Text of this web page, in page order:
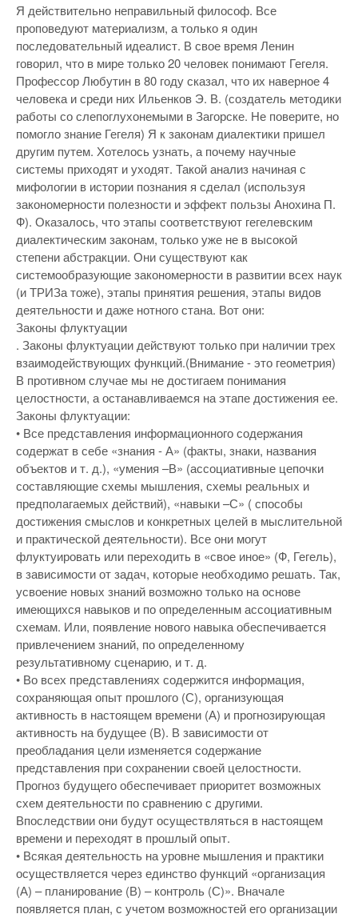
Я действительно неправильный философ. Все
проповедуют материализм, а только я один
последовательный идеалист. В свое время Ленин
говорил, что в мире только 20 человек понимают Гегеля.
Профессор Любутин в 80 году сказал, что их наверное 4
человека и среди них Ильенков Э. В. (создатель методики
работы со слепоглухонемыми в Загорске. Не поверите, но
помогло знание Гегеля) Я к законам диалектики пришел
другим путем. Хотелось узнать, а почему научные
системы приходят и уходят. Такой анализ начиная с
мифологии в истории познания я сделал (используя
закономерности полезности и эффект пользы Анохина П.
Ф). Оказалось, что этапы соответствуют гегелевским
диалектическим законам, только уже не в высокой
степени абстракции. Они существуют как
системообразующие закономерности в развитии всех наук
(и ТРИЗа тоже), этапы принятия решения, этапы видов
деятельности и даже нотного стана. Вот они:
Законы флуктуации
. Законы флуктуации действуют только при наличии трех
взаимодействующих функций.(Внимание - это геометрия)
В противном случае мы не достигаем понимания
целостности, а останавливаемся на этапе достижения ее.
Законы флуктуации:
• Все представления информационного содержания
содержат в себе «знания - А» (факты, знаки, названия
объектов и т. д.), «умения –В» (ассоциативные цепочки
составляющие схемы мышления, схемы реальных и
предполагаемых действий), «навыки –С» ( способы
достижения смыслов и конкретных целей в мыслительной
и практической деятельности). Все они могут
флуктуировать или переходить в «свое иное» (Ф, Гегель),
в зависимости от задач, которые необходимо решать. Так,
усвоение новых знаний возможно только на основе
имеющихся навыков и по определенным ассоциативным
схемам. Или, появление нового навыка обеспечивается
привлечением знаний, по определенному
результативному сценарию, и т. д.
• Во всех представлениях содержится информация,
сохраняющая опыт прошлого (С), организующая
активность в настоящем времени (А) и прогнозирующая
активность на будущее (В). В зависимости от
преобладания цели изменяется содержание
представления при сохранении своей целостности.
Прогноз будущего обеспечивает приоритет возможных
схем деятельности по сравнению с другими.
Впоследствии они будут осуществляться в настоящем
времени и переходят в прошлый опыт.
• Всякая деятельность на уровне мышления и практики
осуществляется через единство функций «организация
(А) – планирование (В) – контроль (С)». Вначале
появляется план, с учетом возможностей его организации